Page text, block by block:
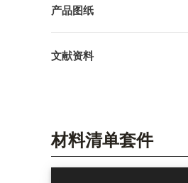
产品图纸
文献资料
材料清单套件